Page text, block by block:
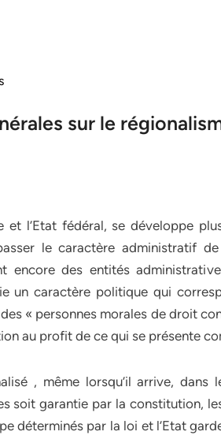
sur le
et l’Etat fédéral, se développe
le caractère administratif
encore des entités
un caractère politique qui
« personnes morales de droit
au profit de ce qui se présente
, même lorsqu’il arrive, dans
soit garantie par la constitution,
déterminés par la loi et l’Etat